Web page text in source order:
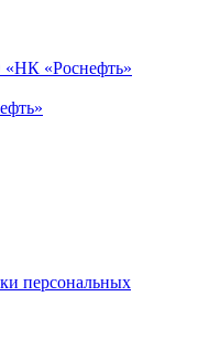
«Роснефть»
персональных